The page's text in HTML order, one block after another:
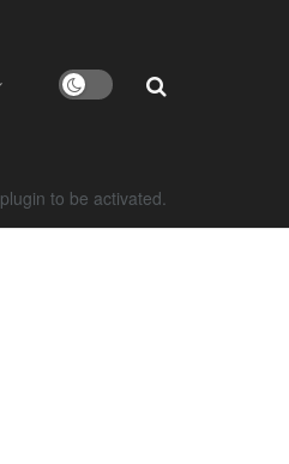
plugin to be activated.